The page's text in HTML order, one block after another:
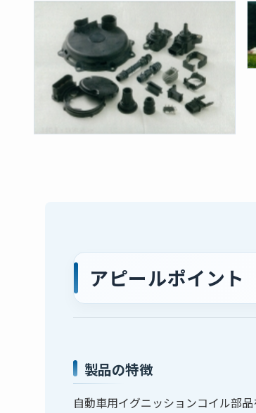
アピールポイント
製品の特徴
自動車用イグニッションコイル部